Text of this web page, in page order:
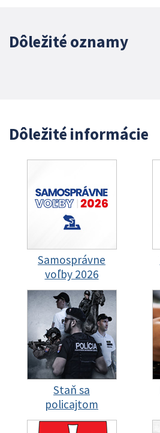
Dôležité oznamy
Dôležité informácie
Samosprávne
voľby 2026
Staň sa
policajtom